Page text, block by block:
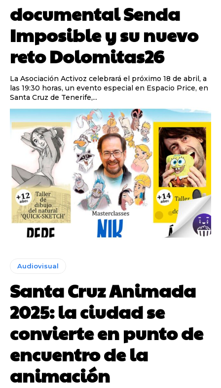
documental Senda
Imposible y su nuevo
reto Dolomitas26
La Asociación Activoz celebrará el próximo 18 de abril, a
las 19:30 horas, un evento especial en Espacio Price, en
Santa Cruz de Tenerife,...
Audiovisual
Santa Cruz Animada
2025: la ciudad se
convierte en punto de
encuentro de la
animación